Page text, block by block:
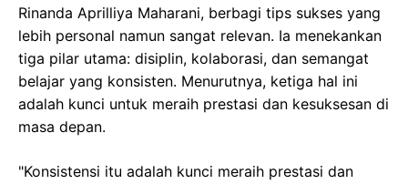
Rinanda Aprilliya Maharani, berbagi tips sukses yang
lebih personal namun sangat relevan. Ia menekankan
tiga pilar utama: disiplin, kolaborasi, dan semangat
belajar yang konsisten. Menurutnya, ketiga hal ini
adalah kunci untuk meraih prestasi dan kesuksesan di
masa depan.
"Konsistensi itu adalah kunci meraih prestasi dan